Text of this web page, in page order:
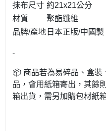
抹布尺寸 約21x21公分
材質
聚酯纖維
品牌/產地 日本正版/中國製
-
📦 商品若為易碎品、盒裝
品，會用紙箱寄出，其餘
箱出貨，需另加購包材紙